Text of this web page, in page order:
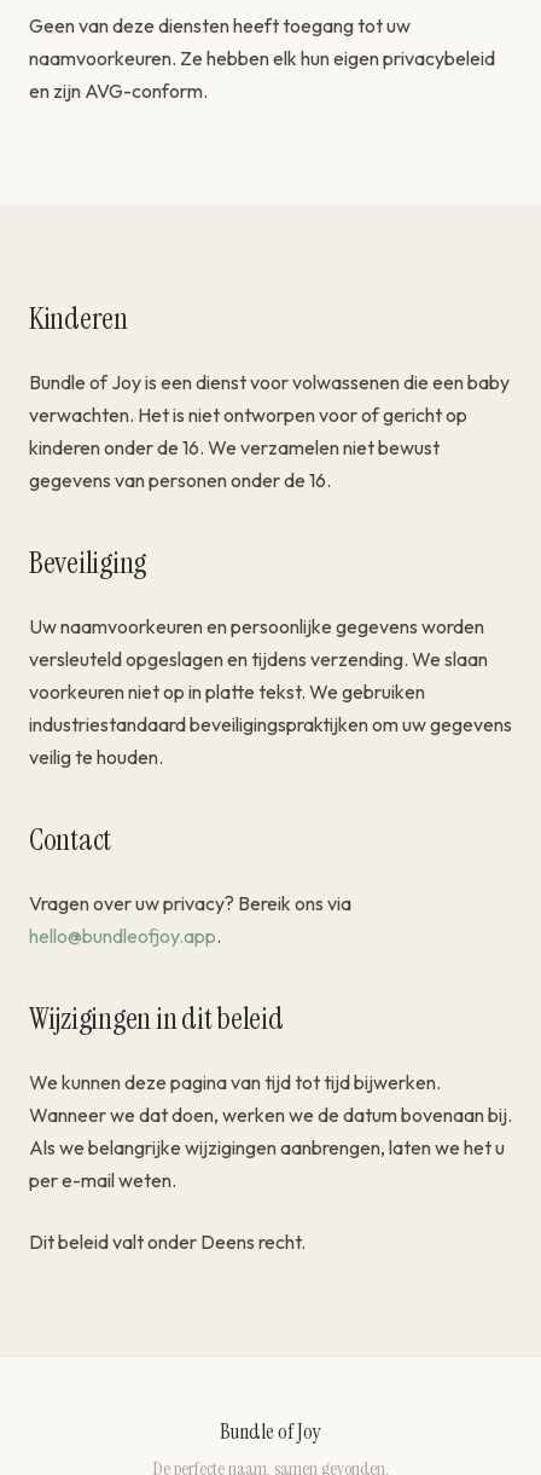
Geen van deze diensten heeft toegang tot uw
naamvoorkeuren. Ze hebben elk hun eigen privacybeleid
en zijn AVG-conform.
Kinderen
Bundle of Joy is een dienst voor volwassenen die een baby
verwachten. Het is niet ontworpen voor of gericht op
kinderen onder de 16. We verzamelen niet bewust
gegevens van personen onder de 16.
Beveiliging
Uw naamvoorkeuren en persoonlijke gegevens worden
versleuteld opgeslagen en tijdens verzending. We slaan
voorkeuren niet op in platte tekst. We gebruiken
industriestandaard beveiligingspraktijken om uw gegevens
veilig te houden.
Contact
Vragen over uw privacy? Bereik ons via
hello@bundleofjoy.app.
Wijzigingen in dit beleid
We kunnen deze pagina van tijd tot tijd bijwerken.
Wanneer we dat doen, werken we de datum bovenaan bij.
Als we belangrijke wijzigingen aanbrengen, laten we het u
per e-mail weten.
Dit beleid valt onder Deens recht.
Bundle of Joy
De perfecte naam, samen gevonden.